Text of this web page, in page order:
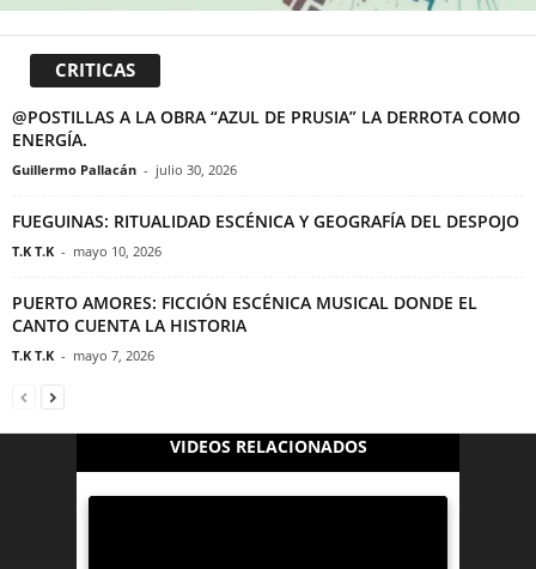
CRITICAS
@POSTILLAS A LA OBRA “AZUL DE PRUSIA” LA DERROTA COMO
ENERGÍA.
Guillermo Pallacán - julio 30, 2026
FUEGUINAS: RITUALIDAD ESCÉNICA Y GEOGRAFÍA DEL DESPOJO
T.K T.K - mayo 10, 2026
PUERTO AMORES: FICCIÓN ESCÉNICA MUSICAL DONDE EL
CANTO CUENTA LA HISTORIA
T.K T.K - mayo 7, 2026
VIDEOS RELACIONADOS